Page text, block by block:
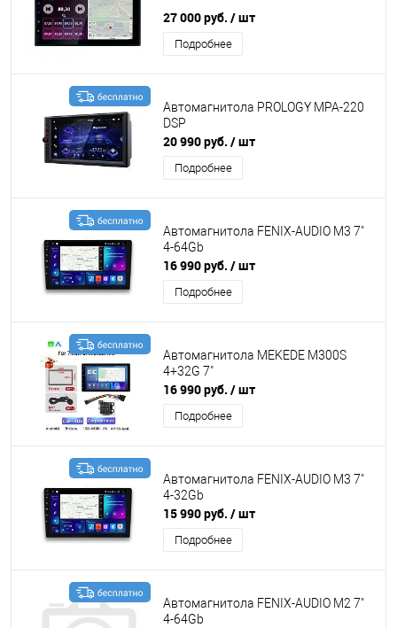
27 000 руб. / шт
Подробнее
Автомагнитола PROLOGY MPA-220
DSP
20 990 руб. / шт
Подробнее
Автомагнитола FENIX-AUDIO M3 7"
4-64Gb
16 990 руб. / шт
Подробнее
Автомагнитола MEKEDE M300S
4+32G 7"
16 990 руб. / шт
Подробнее
Автомагнитола FENIX-AUDIO M3 7"
4-32Gb
15 990 руб. / шт
Подробнее
Автомагнитола FENIX-AUDIO M2 7"
4-64Gb